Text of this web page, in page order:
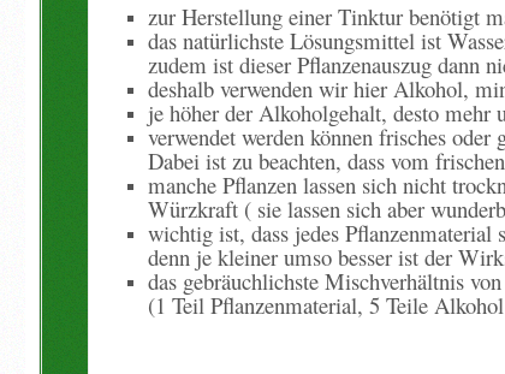
zur Herstellung einer Tinktur benötigt
das natürlichste Lösungsmittel ist
zudem ist dieser Pflanzenauszug dann
deshalb
je höher der Alkoholgehalt, desto mehr
verwendet werden können frisches
Dabei ist zu beachten, dass vom
manche Pflanzen lassen sich nicht
Würzkraft ( sie lassen sich aber
wichtig ist, dass jedes
denn je kleiner umso besser ist der
das gebräuchlichste Mischverhältnis
(1 Teil Pflanzenmaterial, 5 Teile